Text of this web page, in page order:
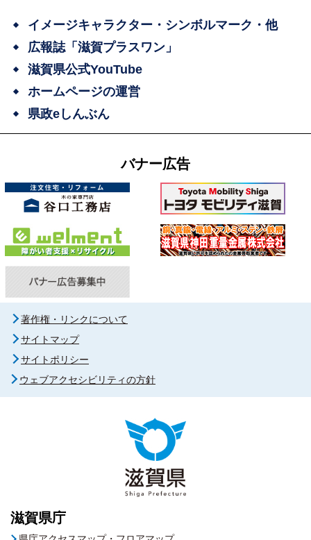
イメージキャラクター・シンボルマーク・他
広報誌「滋賀プラスワン」
滋賀県公式YouTube
ホームページの運営
県政eしんぶん
バナー広告
著作権・リンクについて
サイトマップ
サイトポリシー
ウェブアクセシビリティの方針
滋賀県庁